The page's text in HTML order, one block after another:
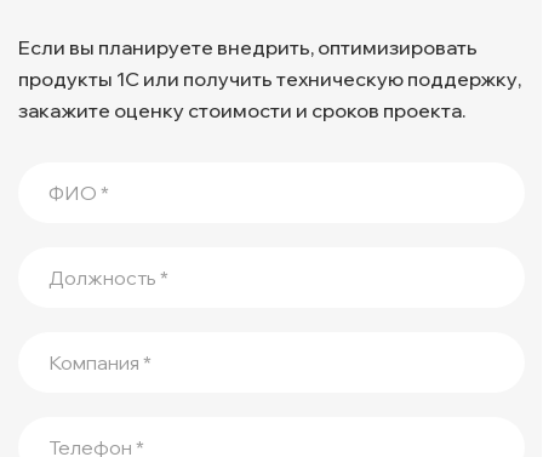
Если вы планируете внедрить, оптимизировать
продукты 1С или получить техническую поддержку,
закажите оценку стоимости и сроков проекта.
ФИО *
Должность *
Компания *
Телефон *